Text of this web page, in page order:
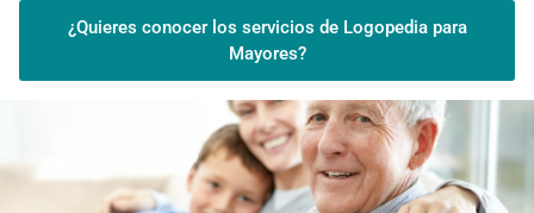
¿Quieres conocer los servicios de Logopedia para
Mayores?